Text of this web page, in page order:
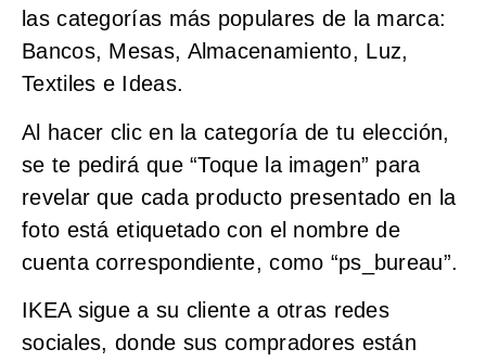
las categorías más populares de la marca:
Bancos, Mesas, Almacenamiento, Luz,
Textiles e Ideas.
Al hacer clic en la categoría de tu elección,
se te pedirá que “Toque la imagen” para
revelar que cada producto presentado en la
foto está etiquetado con el nombre de
cuenta correspondiente, como “ps_bureau”.
IKEA sigue a su cliente a otras redes
sociales, donde sus compradores están